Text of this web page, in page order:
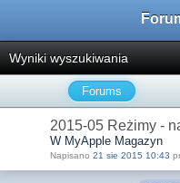
Wyniki wyszukiwania
Forums
2015-05 Reżimy -
W MyApple Magazyn
Napisano 21 sie 2015 10:43